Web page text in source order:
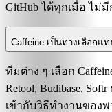
GitHub ได้ทุกเมื่อ ไม่
Caffeine เป็นทางเลือกแ
ทีมต่าง ๆ เลือก
Retool, Budibase,
เข้ากับวิธีทำงานของพ